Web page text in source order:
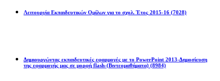
Λειτουργία Εκπαιδευτικών Ομίλων για το σχολ. Έτος 2015-16 (7028)
Δημιουργώντας εκπαιδευτικές εφαρμογές με το PowerPoint 2013-Δημοσίευση
της εφαρμογής μας σε μορφή flash-(Βιντεομαθήματα) (8984)